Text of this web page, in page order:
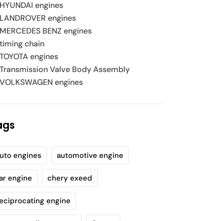
HYUNDAI engines
LANDROVER engines
MERCEDES BENZ engines
timing chain
TOYOTA engines
Transmission Valve Body Assembly
VOLKSWAGEN engines
engines automotive engine
engine chery exeed
engine